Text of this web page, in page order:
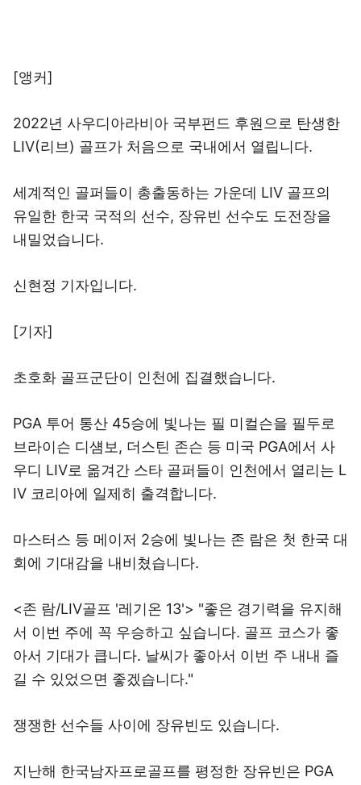
[앵커]
2022년 사우디아라비아 국부펀드 후원으로 탄생한
LIV(리브) 골프가 처음으로 국내에서 열립니다.
세계적인 골퍼들이 총출동하는 가운데 LIV 골프의
유일한 한국 국적의 선수, 장유빈 선수도 도전장을
내밀었습니다.
신현정 기자입니다.
[기자]
초호화 골프군단이 인천에 집결했습니다.
PGA 투어 통산 45승에 빛나는 필 미컬슨을 필두로
브라이슨 디섐보, 더스틴 존슨 등 미국 PGA에서 사
우디 LIV로 옮겨간 스타 골퍼들이 인천에서 열리는 L
IV 코리아에 일제히 출격합니다.
마스터스 등 메이저 2승에 빛나는 존 람은 첫 한국 대
회에 기대감을 내비쳤습니다.
<존 람/LIV골프 '레기온 13'> "좋은 경기력을 유지해
서 이번 주에 꼭 우승하고 싶습니다. 골프 코스가 좋
아서 기대가 큽니다. 날씨가 좋아서 이번 주 내내 즐
길 수 있었으면 좋겠습니다."
쟁쟁한 선수들 사이에 장유빈도 있습니다.
지난해 한국남자프로골프를 평정한 장유빈은 PGA